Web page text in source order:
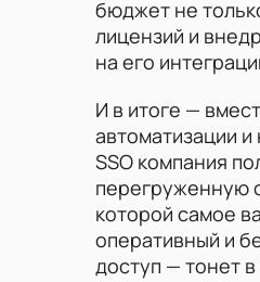
бюджет не
лицензий и
на его
И в итоге —
автоматизации
SSO компания
перегруженную
которой самое
оперативный и
доступ — тонет